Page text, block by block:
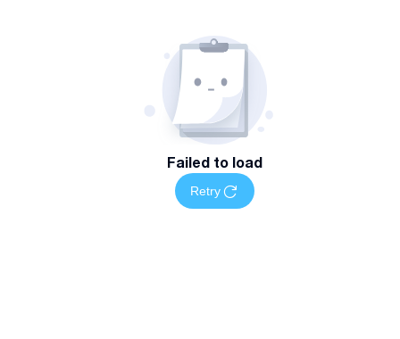
Failed to load
Retry